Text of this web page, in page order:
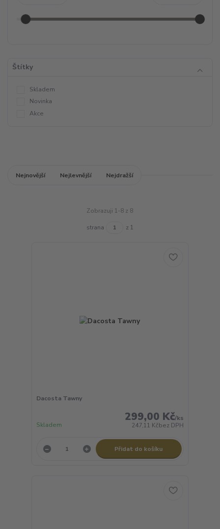
Štítky
Skladem
Novinka
Akce
Nejnovější Nejlevnější Nejdražší
Zobrazuji 1-8 z 8
strana z 1
Dacosta Tawny
299,00 Kč/ks
247,11 Kčbez DPH
Skladem
Přidat do košíku